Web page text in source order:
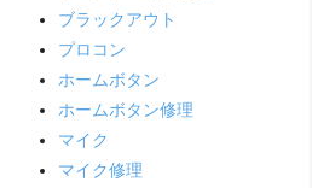
ブラックアウト
プロコン
ホームボタン
ホームボタン修理
マイク
マイク修理